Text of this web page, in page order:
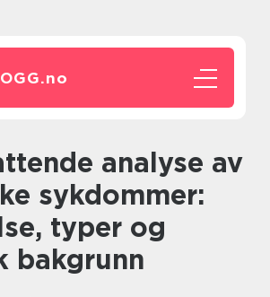
no
sykdommer:
typer og
bakgrunn